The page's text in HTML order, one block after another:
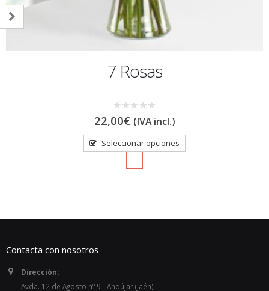
7 Rosas
0
out
5
22,00€ (IVA incl.)
Seleccionar opciones
Contacta con nosotros
Dirección:
Avda. 12 de Agosto nº 9 - Andújar (Jaén)